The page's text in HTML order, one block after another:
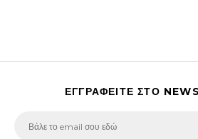
ΕΓΓΡΑΦΕΙΤΕ ΣΤΟ